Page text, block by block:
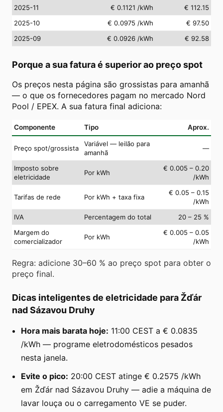
2025-11
€ 0.1121 /kWh
€ 112.15
2025-10
€ 0.0975 /kWh
€ 97.50
2025-09
€ 0.0926 /kWh € 92.58
Porque a sua fatura é superior ao preço spot
Os preços nesta página são grossistas para amanhã
— o que os fornecedores pagam no mercado Nord
Pool / EPEX. A sua fatura final adiciona:
Componente Tipo Aprox.
Preço spot/grossista
Variável — leilão para
amanhã
—
Imposto sobre
eletricidade
Por kWh
€ 0.005 – 0.20
/kWh
Tarifas de rede Por kWh + taxa fixa
€ 0.05 – 0.15
/kWh
IVA
Percentagem do total
20 – 25 %
Margem do
comercializador
Por kWh
€ 0.005 – 0.05
/kWh
Regra: adicione 30–60 % ao preço spot para obter o
preço final.
Dicas inteligentes de eletricidade para Žďár
nad Sázavou Druhy
Hora mais barata hoje: 11:00 CEST a € 0.0835
/kWh — programe eletrodomésticos pesados
nesta janela.
Evite o pico: 20:00 CEST atinge € 0.2575 /kWh
em Žďár nad Sázavou Druhy — adie a máquina de
lavar louça ou o carregamento VE se puder.